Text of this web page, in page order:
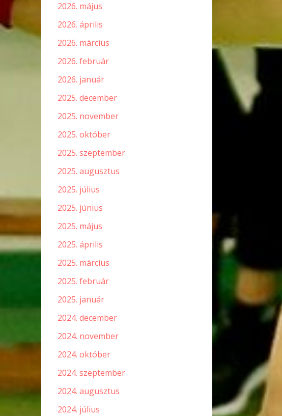
2026. május
2026. április
2026. március
2026. február
2026. január
2025. december
2025. november
2025. október
2025. szeptember
2025. augusztus
2025. július
2025. június
2025. május
2025. április
2025. március
2025. február
2025. január
2024. december
2024. november
2024. október
2024. szeptember
2024. augusztus
2024. július